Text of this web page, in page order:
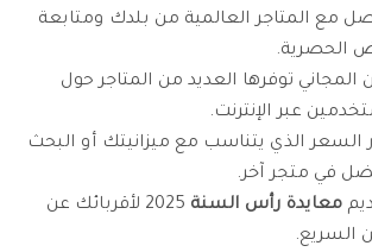
مع المتاجر العالمية من بلدك ومتابعة
الحصرية.
توفرها العديد من المتاجر حول
عبر الإنترنت.
السعر الذي يتناسب مع ميزانيتك أو البحث
في متجر آخر.
معايدة رأس السنة
2025 لأقربائك عن
السريع.